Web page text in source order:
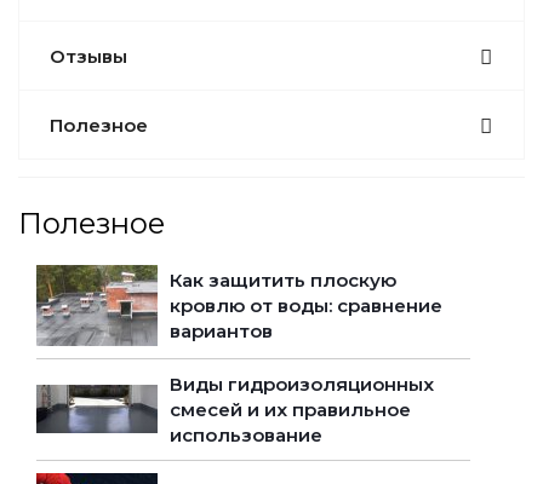
Отзывы
Полезное
Полезное
Как защитить плоскую
кровлю от воды: сравнение
вариантов
Виды гидроизоляционных
смесей и их правильное
использование